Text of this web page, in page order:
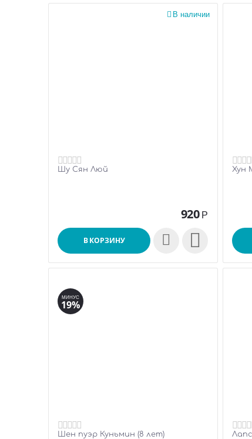
В наличии

Шу Сян Люй
920 Р
В КОРЗИНУ 
Хун
МИНУС
19%
Шен пуэр Куньмин (8 лет)